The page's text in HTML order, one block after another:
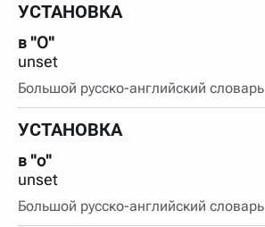
УСТАНОВКА
в "О"
unset
Большой русско-английский словарь
УСТАНОВКА
в "о"
unset
Большой русско-английский словарь